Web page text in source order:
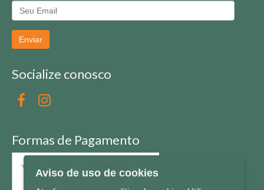
Enviar
Socialize conosco
Formas de Pagamento
Aviso de uso de cookies